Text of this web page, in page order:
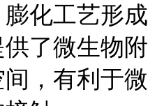
化工艺形成
了微生物附
，有利于微